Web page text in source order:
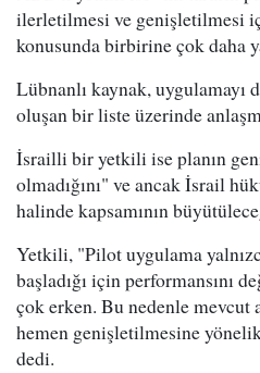
ilerletilmesi ve genişletilmesi
konusunda birbirine çok daha
Lübnanlı kaynak, uygulamayı
oluşan bir liste üzerinde
İsrailli bir yetkili ise planın
olmadığını" ve ancak İsrail
halinde kapsamının
Yetkili, "Pilot uygulama
başladığı için performansını
çok erken. Bu nedenle mevcut
hemen genişletilmesine
dedi.